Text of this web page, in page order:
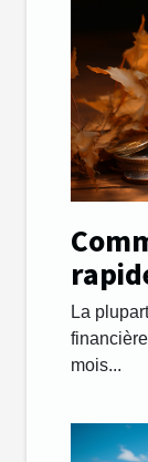
La
mois...